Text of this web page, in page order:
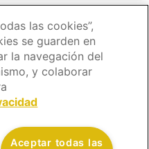
las cookies”,
se guarden en
la navegación del
y colaborar
Aceptar todas las